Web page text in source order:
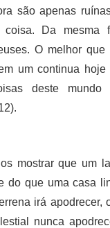
são apenas
coisa. Da mesma
O melhor que
um continua
deste mundo
mostrar que um
do que uma casa
irá apodrecer,
nunca